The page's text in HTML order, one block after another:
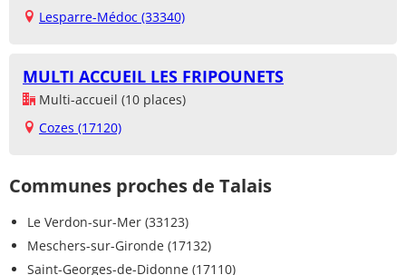
Lesparre-Médoc (33340)
MULTI ACCUEIL LES FRIPOUNETS
Multi-accueil (10 places)
Cozes (17120)
Communes proches de Talais
Le Verdon-sur-Mer (33123)
Meschers-sur-Gironde (17132)
Saint-Georges-de-Didonne (17110)